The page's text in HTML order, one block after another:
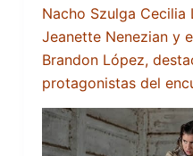
Nacho Szulga Cecilia
Jeanette Nenezian y
Brandon López,
protagonistas del